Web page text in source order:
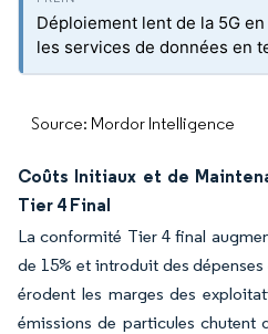
Déploiement lent de la 5G
les services de données en
Source: Mordor Intelligence
Coûts Initiaux et de
Tier 4 Final
La conformité Tier 4 final
de 15% et introduit des
érodent les marges des
émissions de particules chutent